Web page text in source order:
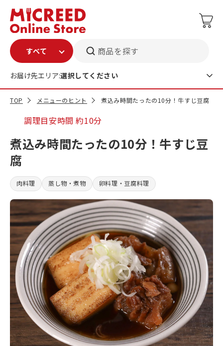
商品を探す
お届け先エリア:選択してください
TOP メニューのヒント 煮込み時間たったの10分！牛すじ豆腐
調理目安時間約10分
煮込み時間たったの10分！牛すじ豆
腐
肉料理 蒸し物・煮物 卵料理・豆腐料理